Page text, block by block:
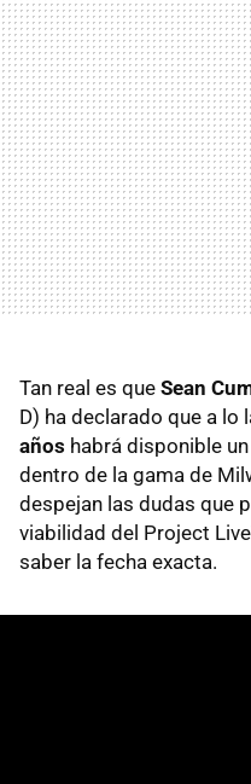
Tan real es que Sean
D) ha declarado que a lo
años habrá disponible
dentro de la gama de
despejan las dudas que
viabilidad del Project
saber la fecha exacta.